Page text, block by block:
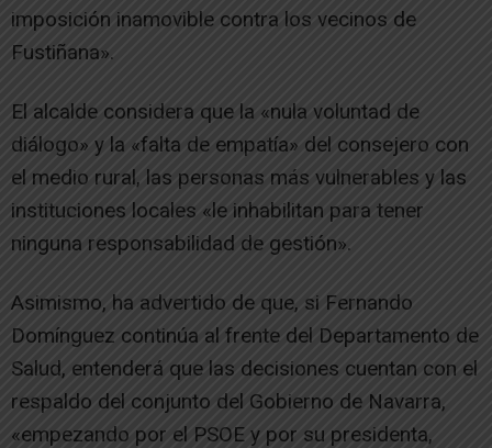
imposición inamovible contra los vecinos de
Fustiñana».
El alcalde considera que la «nula voluntad de
diálogo» y la «falta de empatía» del consejero con
el medio rural, las personas más vulnerables y las
instituciones locales «le inhabilitan para tener
ninguna responsabilidad de gestión».
Asimismo, ha advertido de que, si Fernando
Domínguez continúa al frente del Departamento de
Salud, entenderá que las decisiones cuentan con el
respaldo del conjunto del Gobierno de Navarra,
«empezando por el PSOE y por su presidenta,